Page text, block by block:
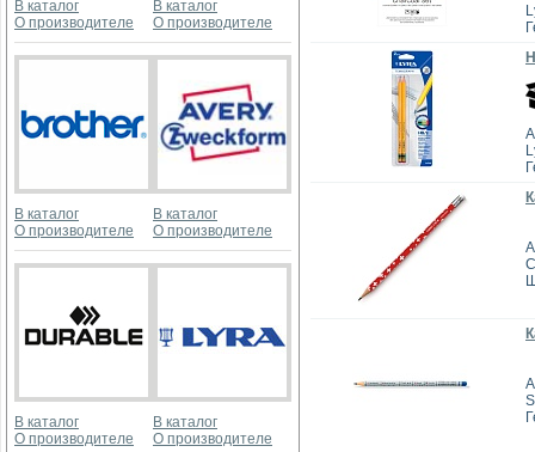
В каталог
О производителе
В каталог
О производителе
В каталог
О производителе
В каталог
О производителе
В каталог
О производителе
В каталог
О производителе